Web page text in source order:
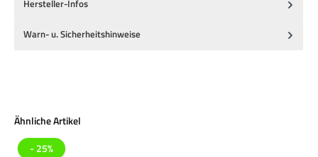
Hersteller-Infos
Warn- u. Sicherheitshinweise
Produktgalerie überspringen
Ähnliche Artikel
- 25%